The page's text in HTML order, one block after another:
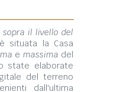
il livello del
situata la Casa
e massima del
state elaborate
del terreno
dall'ultima